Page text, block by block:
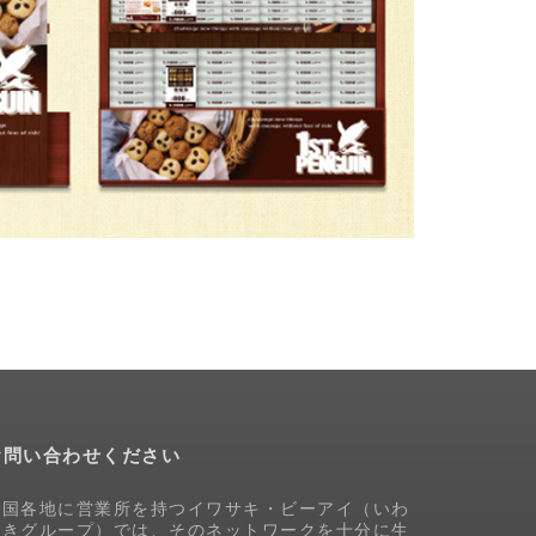
い合わせください
各地に営業所を持つイワサキ・ビーアイ（いわ
グループ）では、そのネットワークを十分に生